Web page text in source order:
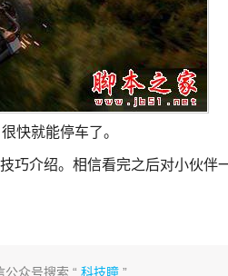
快就能停车了。
介绍。相信看完之后对小伙伴一
公众号搜索 “科技瞳 ”